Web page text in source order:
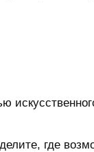
где